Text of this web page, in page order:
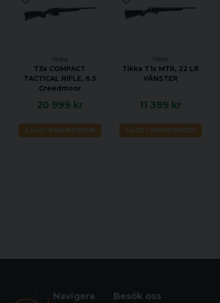
TIKKA
T3x COMPACT
TACTICAL RIFLE, 6.5
Creedmoor
20 999 kr
LÄGG I VARUKORGEN
TIKKA
Tikka T1x MTR, 22 LR
VÄNSTER
11 399 kr
LÄGG I VARUKORGEN
med tillbehör
T3x är verktyg med en elegant och ren
Säkerhet ger säkerhet, tvålägessäkerhet,
blockerar både avtryckaren och
bulthandtaget.
Tydliga indikatorer för säkerhets- och
slagstiftsstatus.
Navigera Besök oss